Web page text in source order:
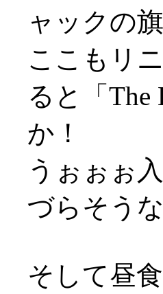
ャックの
ここもリ
ると「The
か！
うぉぉぉ
づらそう
そして昼